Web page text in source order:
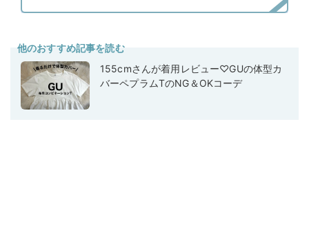
他のおすすめ記事を読む
155cmさんが着用レビュー♡GUの体型カ
バーペプラムTのNG＆OKコーデ